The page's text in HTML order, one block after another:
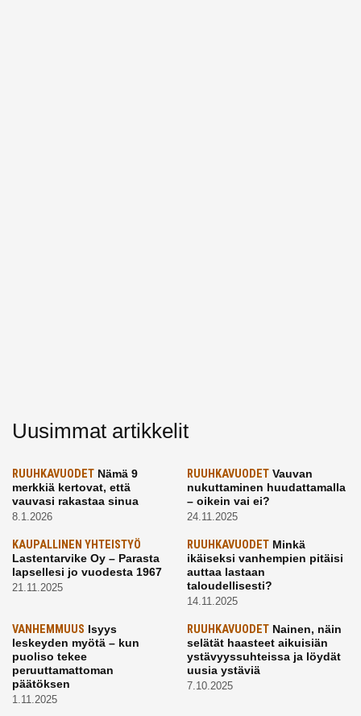
Uusimmat artikkelit
RUUHKAVUODET Nämä 9
merkkiä kertovat, että
vauvasi rakastaa sinua
8.1.2026
RUUHKAVUODETVauvan
nukuttaminen huudattamalla
– oikein vai ei?
24.11.2025
KAUPALLINEN YHTEISTYÖ
Lastentarvike Oy – Parasta
lapsellesi jo vuodesta 1967
21.11.2025
RUUHKAVUODETMinkä
ikäiseksi vanhempien pitäisi
auttaa lastaan
taloudellisesti?
14.11.2025
VANHEMMUUS Isyys
leskeyden myötä – kun
puoliso tekee
peruuttamattoman
päätöksen
1.11.2025
RUUHKAVUODETNainen, näin
selätät haasteet aikuisiän
ystävyyssuhteissa ja löydät
uusia ystäviä
7.10.2025